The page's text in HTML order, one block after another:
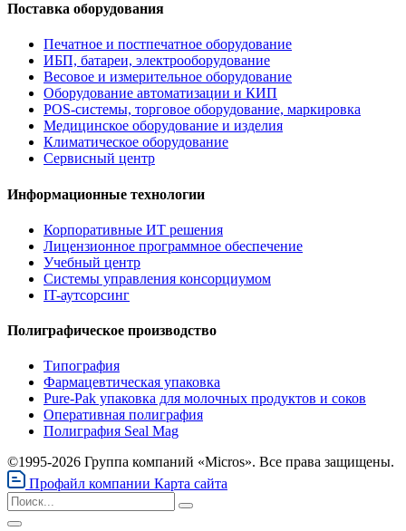
Поставка оборудования
Печатное и постпечатное оборудование
ИБП, батареи, электрооборудование
Весовое и измерительное оборудование
Оборудование автоматизации и КИП
POS-системы, торговое оборудование, маркировка
Медицинское оборудование и изделия
Климатическое оборудование
Сервисный центр
Информационные технологии
Корпоративные ИТ решения
Лицензионное программное обеспечение
Учебный центр
Системы управления консорциумом
IT-аутсорсинг
Полиграфическое производство
Типография
Фармацевтическая упаковка
Pure-Pak упаковка для молочных продуктов и соков
Оперативная полиграфия
Полиграфия Seal Mag
©1995-2026 Группа компаний «Micros». Все права защищены.
Профайл компании Карта сайта